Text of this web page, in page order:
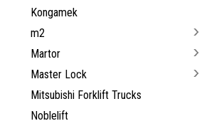
Kongamek
m2
Martor
Master Lock
Mitsubishi Forklift Trucks
Noblelift